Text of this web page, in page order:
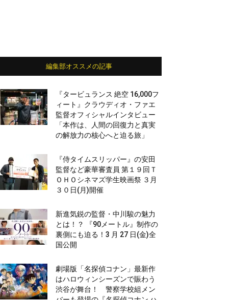
編集部オススメの記事
『タービュランス 絶空 16,000フ
ィート』クラウディオ・ファエ
監督オフィシャルインタビュー
「本作は、人間の回復力と真実
の解放力の核心へと迫る旅」
『侍タイムスリッパー』の安田
監督など豪華審査員 第１９回Ｔ
ＯＨＯシネマズ学生映画祭 ３月
３０日(月)開催
新進気鋭の監督・中川駿の魅力
とは！？ 『90メートル』制作の
裏側にも迫る！3 月 27 日(金)全
国公開
劇場版「名探偵コナン」最新作
はハロウィンシーズンで賑わう
渋谷が舞台！ 警察学校組メン